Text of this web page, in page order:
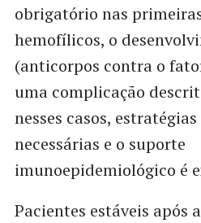
obrigatório nas
hemofílicos, o
(anticorpos contra o
uma complicação
nesses casos,
necessárias e o suporte
imunoepidemiológico é
Pacientes estáveis após